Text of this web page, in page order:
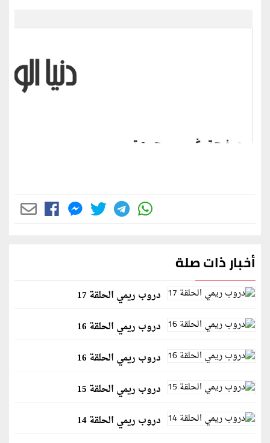
أخبار ذات صلة
دروب ريمي الحلقة 17
دروب ريمي الحلقة 16
دروب ريمي الحلقة 16
دروب ريمي الحلقة 15
دروب ريمي الحلقة 14